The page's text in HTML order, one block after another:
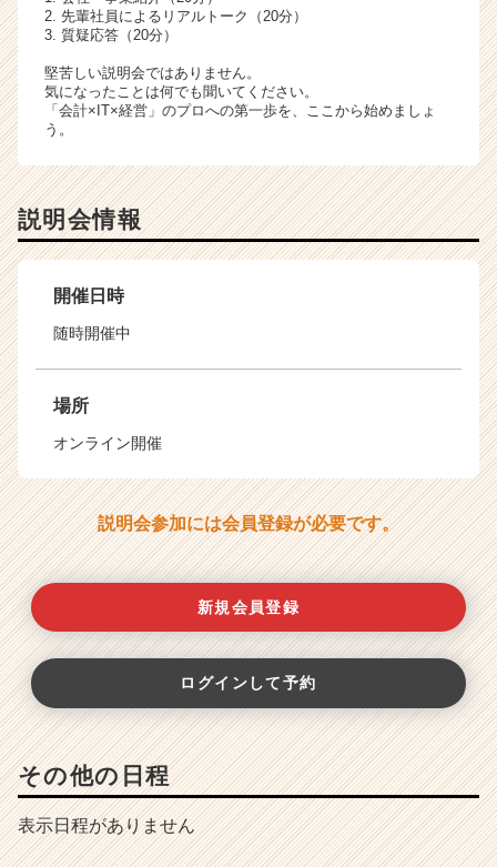
2. 先輩社員によるリアルトーク（20分）
3. 質疑応答（20分）
堅苦しい説明会ではありません。
気になったことは何でも聞いてください。
「会計×IT×経営」のプロへの第一歩を、ここから始めましょ
う。
説明会情報
開催日時
随時開催中
場所
オンライン開催
説明会参加には会員登録が必要です。
新規会員登録
ログインして予約
その他の日程
表示日程がありません